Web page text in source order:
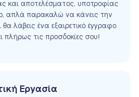
και αποτελέσματος, υποτροφίας
απλά παρακαλώ να κάνεις την
λάβεις ένα εξαιρετικό έγγραφο
πλήρως τις προσδοκίες σου!
Εργασία